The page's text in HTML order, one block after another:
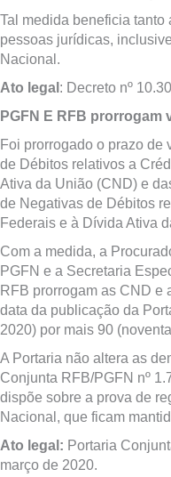
Tal medida beneficia
pessoas jurídicas,
Nacional.
Ato legal : Decreto nº
PGFN E RFB prorrogam
Foi prorrogado o prazo
de Débitos relativos a
Ativa da União (CND) e
de Negativas de Débitos
Federais e à Dívida Ativa
Com a medida, a
PGFN e a Secretaria
RFB prorrogam as CND e
data da publicação da
2020) por mais 90
A Portaria não altera as
Conjunta RFB/PGFN nº
dispõe sobre a prova de
Nacional, que ficam
Ato legal: Portaria
março de 2020.